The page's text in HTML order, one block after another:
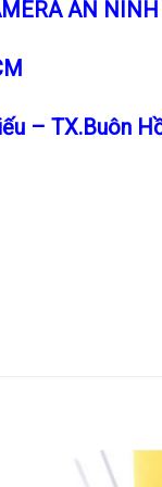
AN
– TX.Buôn